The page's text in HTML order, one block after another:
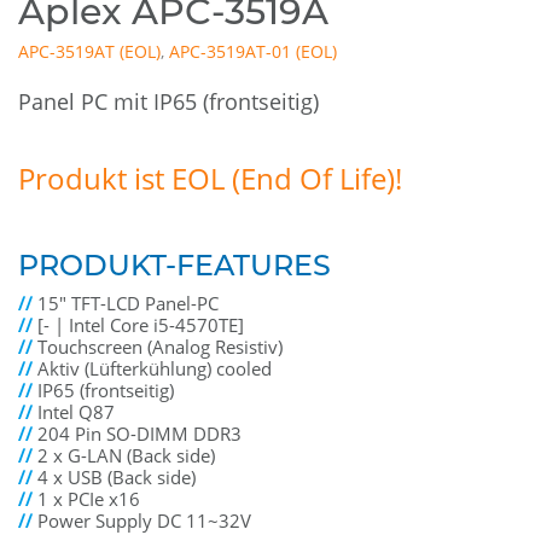
Aplex APC-3519A
APC-3519AT , APC-3519AT-01
Panel PC mit IP65 (frontseitig)
Produkt ist EOL (End Of Life)!
PRODUKT-FEATURES
// 15" TFT-LCD Panel-PC
// [- | Intel Core i5-4570TE]
//Touchscreen (Analog Resistiv)
//Aktiv (Lüfterkühlung) cooled
// IP65 (frontseitig)
// Intel Q87
//204 Pin SO-DIMM DDR3
//2 x G-LAN (Back side)
//4 x USB (Back side)
// 1 x PCIe x16
// Power Supply DC 11~32V